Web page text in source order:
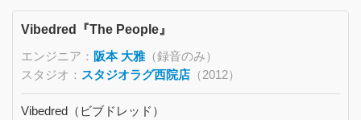
Vibedred『The People』
エンジニア： 阪本 大雅（録音のみ）
スタジオ： スタジオラグ西院店（2012）
Vibedred（ビブドレッド）